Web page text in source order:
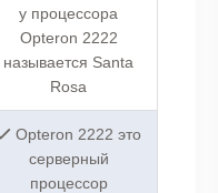
у процессора
Opteron 2222
называется Santa
Rosa
Opteron 2222 это
серверный
процессор